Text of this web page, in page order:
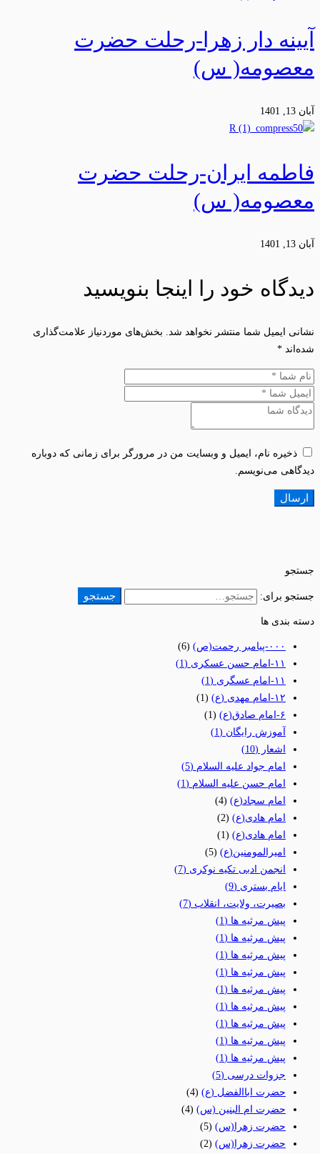
آیینه دار زهرا-رحلت حضرت
معصومه( س)
آبان 13, 1401
فاطمه ایران-رحلت حضرت
معصومه( س)
آبان 13, 1401
دیدگاه خود را اینجا بنویسید
نشانی ایمیل شما منتشر نخواهد شد.
بخش‌های موردنیاز علامت‌گذاری
شده‌اند *
ذخیره نام، ایمیل و وبسایت من در مرورگر برای زمانی که دوباره
دیدگاهی می‌نویسم.
جستجو
جستجو برای: جستجو
دسته بندی ها
٠٠٠-پیامبر رحمت(ص)
(6)
١١-امام حسن عسکری
(1)
١١-امام عسگری
(1)
١٢-امام مهدی (ع)
(1)
۶-امام صادق(ع)
(1)
آموزش رایگان (1)
اشعار (10)
امام جواد علیه السلام (5)
امام حسن علیه السلام (1)
امام سجاد(ع) (4)
امام هادی(ع) (2)
امام هادی(ع) (1)
امیرالمومنین(ع) (5)
انجمن ادبی تکیه نوکری (7)
ایام بستری (9)
بصیرت، ولایت، انقلاب (7)
پیش مرثیه ها (1)
پیش مرثیه ها (1)
پیش مرثیه ها (1)
پیش مرثیه ها (1)
پیش مرثیه ها (1)
پیش مرثیه ها (1)
پیش مرثیه ها (1)
پیش مرثیه ها (1)
پیش مرثیه ها (1)
جزوات درسی (5)
حضرت اباالفضل (ع) (4)
حضرت ام البنین (س) (4)
حضرت زهرا(س) (5)
حضرت زهرا(س) (2)